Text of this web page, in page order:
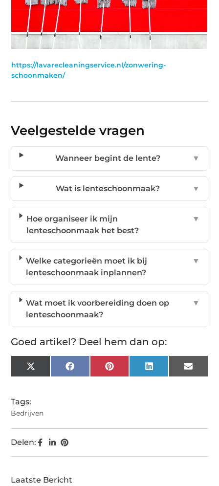
https://lavarecleaningservice.nl/zonwering-
schoonmaken/
Veelgestelde vragen
Wanneer begint de lente? ▼
Wat is lenteschoonmaak? ▼
Hoe organiseer ik mijn
lenteschoonmaak het best?
▼
Welke categorieën moet ik bij
lenteschoonmaak inplannen?
▼
Wat moet ik voorbereiding doen op
lenteschoonmaak?
▼
Goed artikel? Deel hem dan op:
X
(Twitter)
FacebookPinterest LinkedIn Email
Tags:
Bedrijven
Delen:
Laatste Bericht